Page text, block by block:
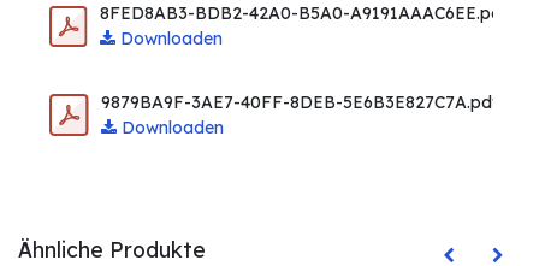
8FED8AB3-BDB2-42A0-B5A0-A9191AAAC6EE.pdf
Downloaden
9879BA9F-3AE7-40FF-8DEB-5E6B3E827C7A.pdf
Downloaden
Ähnliche Produkte